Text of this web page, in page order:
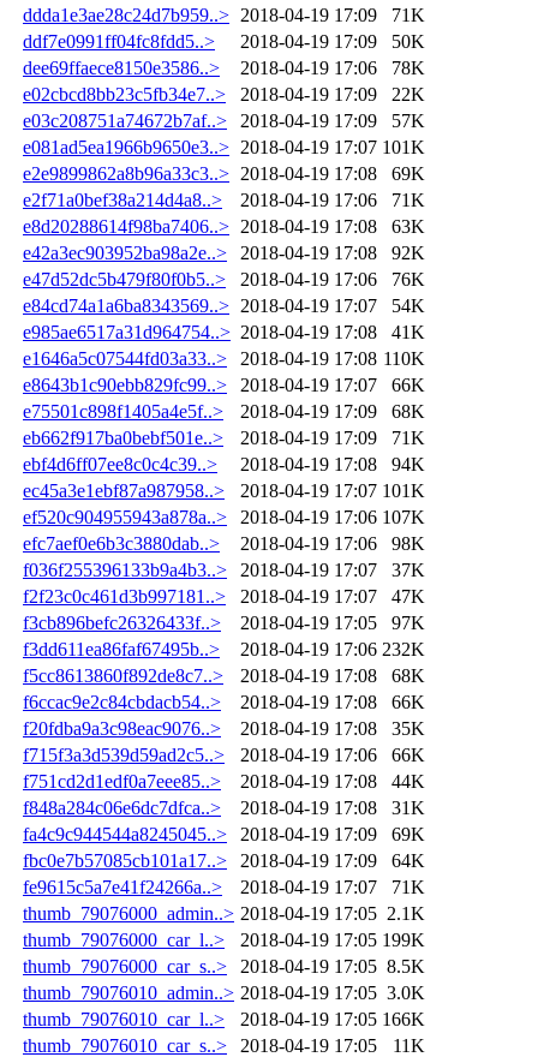
ddda1e3ae28c24d7b959..> 2018-04-19 17:09
71K
ddf7e0991ff04fc8fdd5..>
2018-04-19 17:09
50K
dee69ffaece8150e3586..>
2018-04-19 17:06
78K
e02cbcd8bb23c5fb34e7..>
2018-04-19 17:09
22K
e03c208751a74672b7af..>
2018-04-19 17:09
57K
e081ad5ea1966b9650e3..> 2018-04-19 17:07 101K
e2e9899862a8b96a33c3..> 2018-04-19 17:08
69K
e2f71a0bef38a214d4a8..>
2018-04-19 17:06
71K
e8d20288614f98ba7406..> 2018-04-19 17:08
63K
e42a3ec903952ba98a2e..>
2018-04-19 17:08
92K
e47d52dc5b479f80f0b5..>
2018-04-19 17:06
76K
e84cd74a1a6ba8343569..> 2018-04-19 17:07
54K
e985ae6517a31d964754..> 2018-04-19 17:08
41K
e1646a5c07544fd03a33..>
2018-04-19 17:08 110K
e8643b1c90ebb829fc99..>
2018-04-19 17:07
66K
e75501c898f1405a4e5f..>
2018-04-19 17:09
68K
eb662f917ba0bebf501e..>
2018-04-19 17:09
71K
ebf4d6ff07ee8c0c4c39..>
2018-04-19 17:08
94K
ec45a3e1ebf87a987958..>
2018-04-19 17:07 101K
ef520c904955943a878a..>
2018-04-19 17:06 107K
efc7aef0e6b3c3880dab..>
2018-04-19 17:06
98K
f036f255396133b9a4b3..>
2018-04-19 17:07
37K
f2f23c0c461d3b997181..>
2018-04-19 17:07
47K
f3cb896befc26326433f..>
2018-04-19 17:05
97K
f3dd611ea86faf67495b..>
2018-04-19 17:06 232K
f5cc8613860f892de8c7..>
2018-04-19 17:08
68K
f6ccac9e2c84cbdacb54..>
2018-04-19 17:08
66K
f20fdba9a3c98eac9076..>
2018-04-19 17:08
35K
f715f3a3d539d59ad2c5..>
2018-04-19 17:06
66K
f751cd2d1edf0a7eee85..>
2018-04-19 17:08
44K
f848a284c06e6dc7dfca..>
2018-04-19 17:08
31K
fa4c9c944544a8245045..>
2018-04-19 17:09
69K
fbc0e7b57085cb101a17..>
2018-04-19 17:09
64K
fe9615c5a7e41f24266a..>
2018-04-19 17:07
71K
thumb_79076000_admin..> 2018-04-19 17:05 2.1K
thumb_79076000_car_l..>
2018-04-19 17:05 199K
thumb_79076000_car_s..>
2018-04-19 17:05 8.5K
thumb_79076010_admin..> 2018-04-19 17:05 3.0K
thumb_79076010_car_l..>
2018-04-19 17:05 166K
thumb_79076010_car_s..>
2018-04-19 17:05
11K